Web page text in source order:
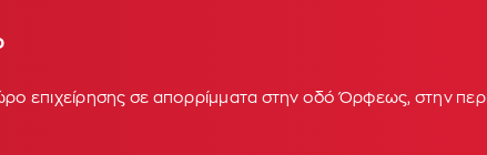
επιχείρησης σε απορρίμματα στην οδό Όρφεως, στην